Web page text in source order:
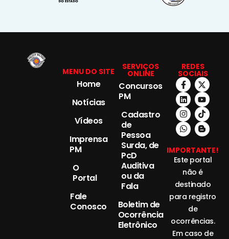
MENU DO SITE
Home
Notícias
Vídeos
Imprensa
PM
O
Portal
Fale
Conosco
SERVIÇOS
ONLINE
Concursos
PM
Cadastro
de
Pessoa
Surda, de
PcD
Auditiva
ou da
Fala
Boletim de
Ocorrência
Eletrônico
REDES
SOCIAIS
IMPORTANTE!
Este portal
não é
destinado
para registro
de
ocorrências.
Em caso de